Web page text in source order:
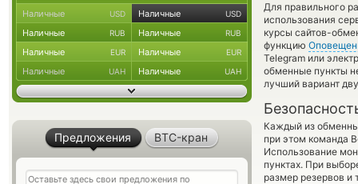
Для правильного
использования
курсы сайтов-
функцию
Telegram или
обменные пункты
лучший вариант
Каждый из
при этом команда
Использование
пунктах. При
размер резервов и
Наличные USD Наличные USD
Наличные RUB Наличные RUB
Наличные EUR Наличные EUR
Наличные UAH Наличные UAH
Предложения BTC-кран